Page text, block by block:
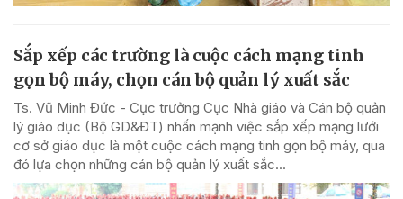
Sắp xếp các trường là cuộc cách mạng tinh
gọn bộ máy, chọn cán bộ quản lý xuất sắc
Ts. Vũ Minh Đức - Cục trưởng Cục Nhà giáo và Cán bộ quản
lý giáo dục (Bộ GD&ĐT) nhấn mạnh việc sắp xếp mạng lưới
cơ sở giáo dục là một cuộc cách mạng tinh gọn bộ máy, qua
đó lựa chọn những cán bộ quản lý xuất sắc...